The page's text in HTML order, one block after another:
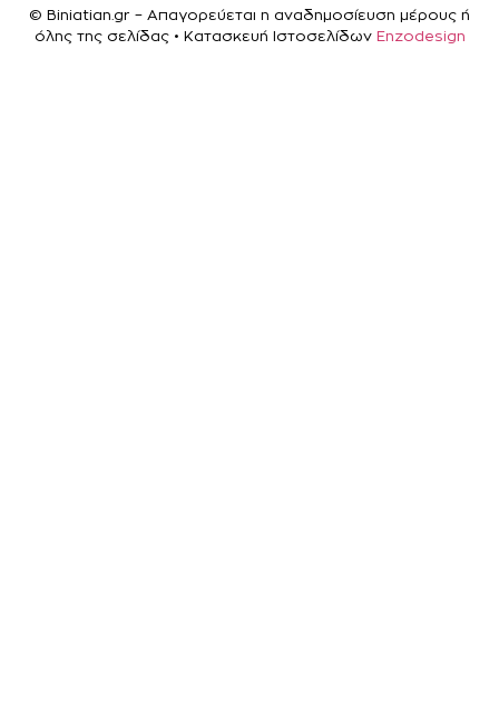
© Biniatian.gr – Απαγορεύεται η αναδημοσίευση μέρους ή
όλης της σελίδας • Κατασκευή Ιστοσελίδων Enzodesign